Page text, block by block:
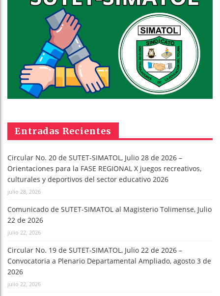
Entradas Recientes
Circular No. 20 de SUTET-SIMATOL, Julio 28 de 2026 –
Orientaciones para la FASE REGIONAL X juegos recreativos,
culturales y deportivos del sector educativo 2026
julio 28, 2026
Comunicado de SUTET-SIMATOL al Magisterio Tolimense, Julio
22 de 2026
julio 22, 2026
Circular No. 19 de SUTET-SIMATOL, Julio 22 de 2026 –
Convocatoria a Plenario Departamental Ampliado, agosto 3 de
2026
julio 22, 2026